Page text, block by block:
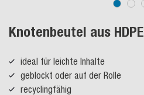
Knotenbeutel aus HDPE
ideal für leichte Inhalte
geblockt oder auf der Rolle
recyclingfähig